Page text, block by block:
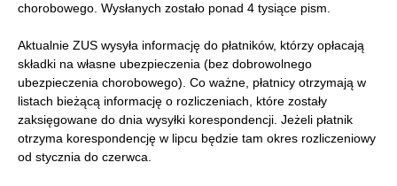
chorobowego. Wysłanych zostało ponad 4 tysiące pism.
Aktualnie ZUS wysyła informację do płatników, którzy opłacają
składki na własne ubezpieczenia (bez dobrowolnego
ubezpieczenia chorobowego). Co ważne, płatnicy otrzymają w
listach bieżącą informację o rozliczeniach, które zostały
zaksięgowane do dnia wysyłki korespondencji. Jeżeli płatnik
otrzyma korespondencję w lipcu będzie tam okres rozliczeniowy
od stycznia do czerwca.